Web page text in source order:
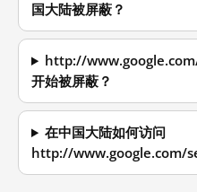
国大陆被屏蔽？
http://
开始被屏蔽？
在中国大陆如何访问
http://www.google.com/